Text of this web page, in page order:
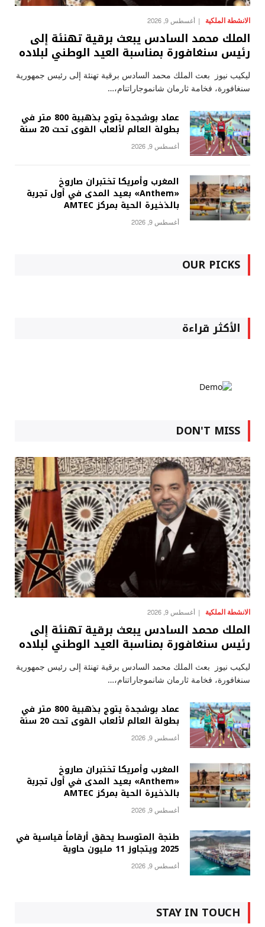
الانشطة الملكية أغسطس 9, 2026
الملك محمد السادس يبعث برقية تهنئة إلى
رئيس سنغافورة بمناسبة العيد الوطني لبلاده
ليكيب نيوز بعث الملك محمد السادس برقية تهنئة إلى رئيس جمهورية
سنغافورة، فخامة ثارمان شانموجاراتنام،…
عماد بوشجدة يتوج بذهبية 800 متر في
بطولة العالم لألعاب القوى تحت 20 سنة
أغسطس 9, 2026
المغرب وأمريكا تختبران صاروخ
«Anthem» بعيد المدى في أول تجربة
بالذخيرة الحية بمركز AMTEC
أغسطس 9, 2026
OUR PICKS
الأكثر قراءة
DON'T MISS
الانشطة الملكية أغسطس 9, 2026
الملك محمد السادس يبعث برقية تهنئة إلى
رئيس سنغافورة بمناسبة العيد الوطني لبلاده
ليكيب نيوز بعث الملك محمد السادس برقية تهنئة إلى رئيس جمهورية
سنغافورة، فخامة ثارمان شانموجاراتنام،…
عماد بوشجدة يتوج بذهبية 800 متر في
بطولة العالم لألعاب القوى تحت 20 سنة
أغسطس 9, 2026
المغرب وأمريكا تختبران صاروخ
«Anthem» بعيد المدى في أول تجربة
بالذخيرة الحية بمركز AMTEC
أغسطس 9, 2026
طنجة المتوسط يحقق أرقاماً قياسية في
2025 ويتجاوز 11 مليون حاوية
أغسطس 9, 2026
STAY IN TOUCH